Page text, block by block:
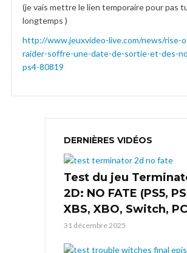
(je vais mettre le lien temporaire pour pas
longtemps )
http://www.jeuxvideo-live.com/news/rise-
raider-soffre-une-date-de-sortie-et-des-
ps4-80819
DERNIÈRES VIDÉOS
Test du jeu
2D: NO FATE (PS5,
XBS, XBO, Switch,
31 décembre 2025